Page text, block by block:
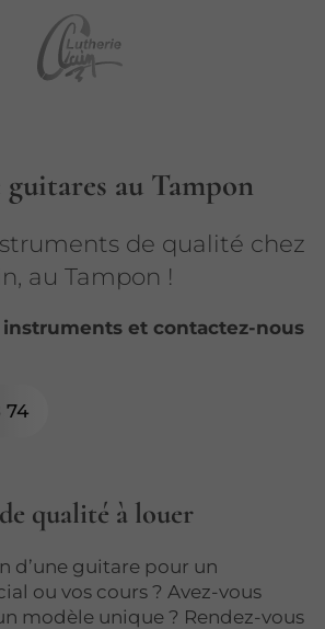
au Tampon
de qualité chez
au Tampon !
instruments et contactez-nous
74
qualité à louer
d’une guitare pour un
ou vos cours ? Avez-vous
modèle unique ? Rendez-vous